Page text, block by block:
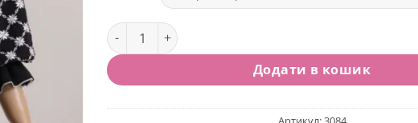
Блуза-вишиванка жіноча БІЛОЦВІТ чорна кількість
Додати в кошик